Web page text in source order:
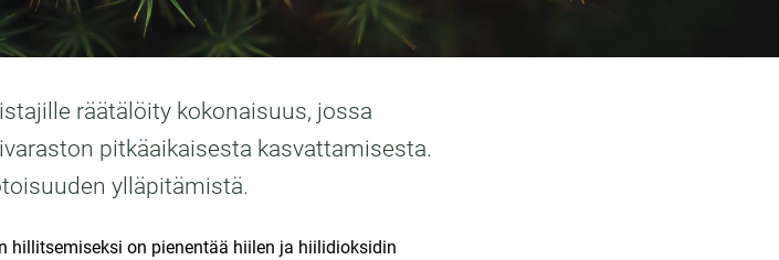
räätälöity kokonaisuus, jossa
pitkäaikaisesta kasvattamisesta.
ylläpitämistä.
on pienentää hiilen ja hiilidioksidin